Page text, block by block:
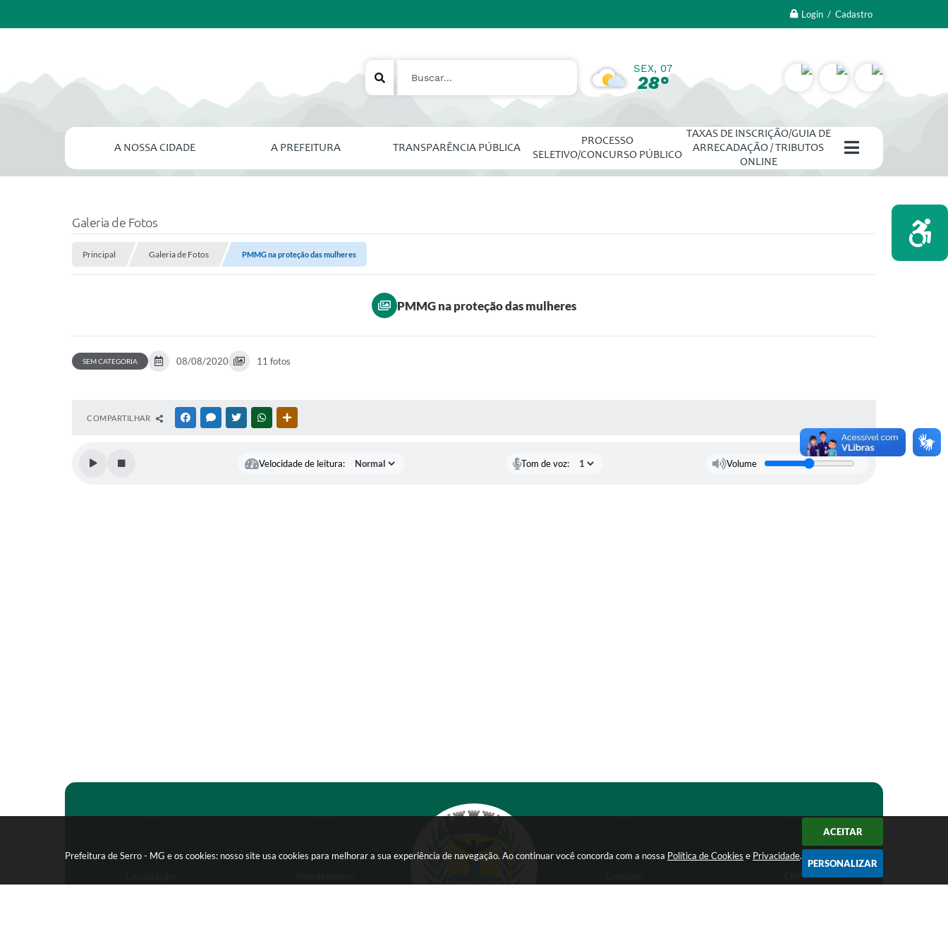
Prefeitura de Serro - MG e os cookies: nosso site usa cookies para melhorar a sua experiência de navegação. Ao continuar você concorda com a nossa Política de Cookies e Privacidade.
ACEITAR
PERSONALIZAR
Login / Cadastro
SEX, 07
28°
A NOSSA CIDADE A PREFEITURA TRANSPARÊNCIA PÚBLICA
PROCESSO
SELETIVO/CONCURSO PÚBLICO
TAXAS DE INSCRIÇÃO/GUIA DE
ARRECADAÇÃO / TRIBUTOS
ONLINE
Galeria de Fotos
Principal Galeria de Fotos PMMG na proteção das mulheres
PMMG na proteção das mulheres
SEM CATEGORIA 08/08/2020 11 fotos
COMPARTILHAR FACEBOOKMESSENGER
TWITTERWHATSAPP
Velocidade de leitura: Tom de voz: Volume
CNPJ: